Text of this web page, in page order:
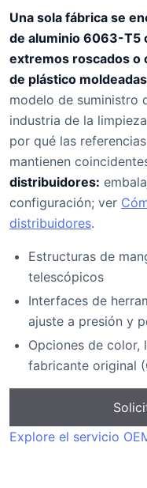
Una sola fábrica se
de aluminio 6063-T5
extremos roscados o
de plástico
modelo de suministro
industria de la
por qué las
mantienen
distribuidores:
configuración; ver
distribuidores.
Estructuras de
telescópicos
Interfaces de
ajuste a presión y
Opciones de color,
fabricante original
Explore el servicio